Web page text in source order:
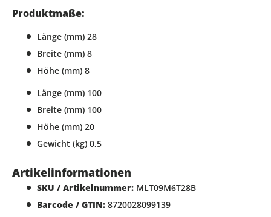
Produktmaße:
Länge (mm) 28
Breite (mm) 8
Höhe (mm) 8
Länge (mm) 100
Breite (mm) 100
Höhe (mm) 20
Gewicht (kg) 0,5
Artikelinformationen
SKU / Artikelnummer: MLT09M6T28B
Barcode / GTIN: 8720028099139